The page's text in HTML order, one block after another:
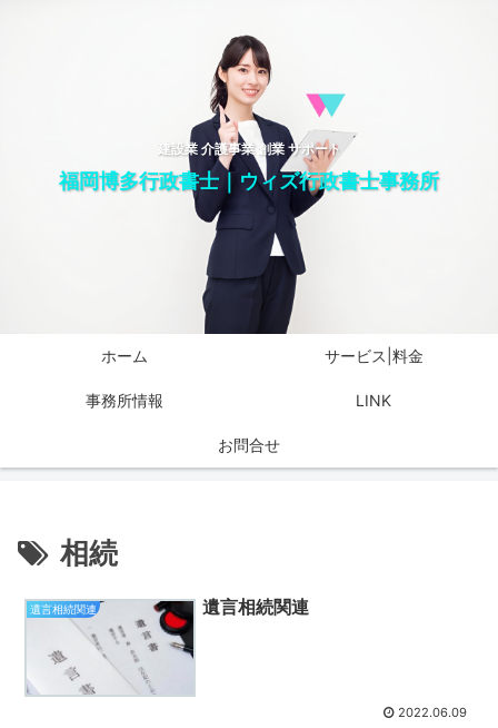
建設業 介護事業 創業 サポート
福岡博多行政書士｜ウィズ行政書士事務所
ホーム サービス|料金
事務所情報 LINK
お問合せ
相続
遺言相続関連 遺言相続関連
2022.06.09